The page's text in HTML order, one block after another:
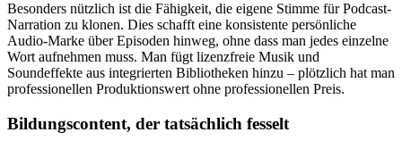
Besonders nützlich ist die Fähigkeit, die eigene Stimme für Podcast-
Narration zu klonen. Dies schafft eine konsistente persönliche
Audio-Marke über Episoden hinweg, ohne dass man jedes einzelne
Wort aufnehmen muss. Man fügt lizenzfreie Musik und
Soundeffekte aus integrierten Bibliotheken hinzu – plötzlich hat man
professionellen Produktionswert ohne professionellen Preis.
Bildungscontent, der tatsächlich fesselt